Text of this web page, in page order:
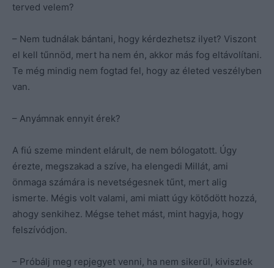
terved velem?
– Nem tudnálak bántani, hogy kérdezhetsz ilyet? Viszont
el kell tűnnöd, mert ha nem én, akkor más fog eltávolítani.
Te még mindig nem fogtad fel, hogy az életed veszélyben
van.
– Anyámnak ennyit érek?
A fiú szeme mindent elárult, de nem bólogatott. Úgy
érezte, megszakad a szíve, ha elengedi Millát, ami
önmaga számára is nevetségesnek tűnt, mert alig
ismerte. Mégis volt valami, ami miatt úgy kötődött hozzá,
ahogy senkihez. Mégse tehet mást, mint hagyja, hogy
felszívódjon.
– Próbálj meg repjegyet venni, ha nem sikerül, kiviszlek